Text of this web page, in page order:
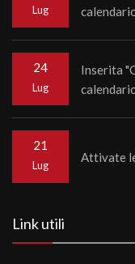
Lug
24
Lug
Inserita
21
Lug
Attivate
Link utili